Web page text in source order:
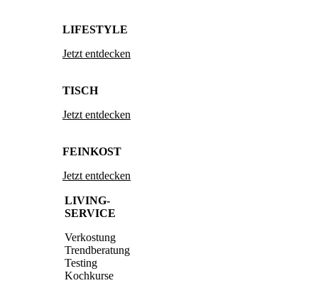
LIFESTYLE
Jetzt entdecken
TISCH
Jetzt entdecken
FEINKOST
Jetzt entdecken
LIVING-
SERVICE
Verkostung
Trendberatung
Testing
Kochkurse